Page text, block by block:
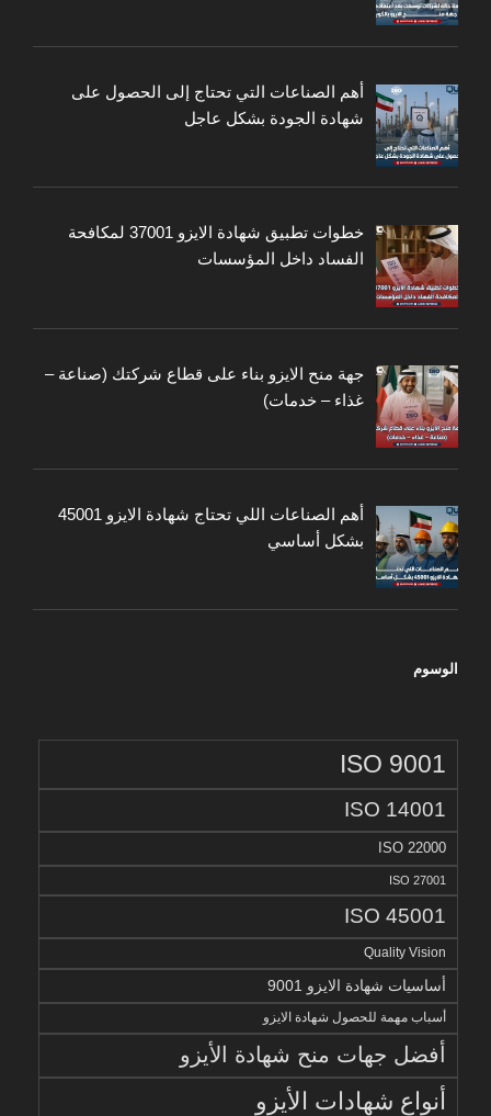
أهم الصناعات التي تحتاج إلى الحصول على
شهادة الجودة بشكل عاجل
خطوات تطبيق شهادة الايزو 37001 لمكافحة
الفساد داخل المؤسسات
جهة منح الايزو بناء على قطاع شركتك (صناعة –
غذاء – خدمات)
أهم الصناعات اللي تحتاج شهادة الايزو 45001
بشكل أساسي
الوسوم
ISO 9001
ISO 14001
ISO 22000
ISO 27001
ISO 45001
Quality Vision
أساسيات شهادة الايزو 9001
أسباب مهمة للحصول شهادة الايزو
أفضل جهات منح شهادة الأيزو
أنواع شهادات الأيزو